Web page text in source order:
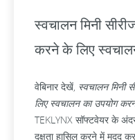
स्वचालन मिनी
करने के लिए
वेबिनार देखें, स्वचालन मिनी
लिए स्वचालन का उपयोग
TEKLYNX सॉफ्टवेयर के
दक्षता हासिल करने में मदद